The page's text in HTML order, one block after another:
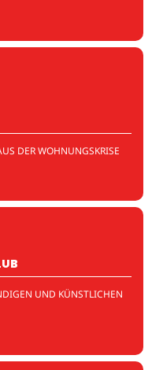
DER WOHNUNGSKRISE
UND KÜNSTLICHEN